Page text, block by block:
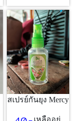
สเปรย์กันยุง Mercy
เหลืออยู่